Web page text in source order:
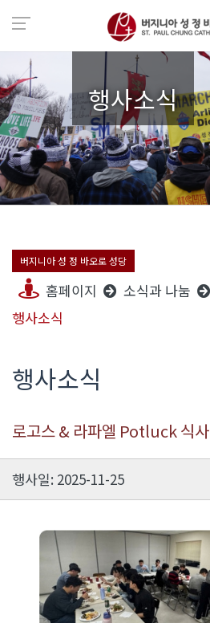
행사소식
버지니아 성 정 바오로 성당
홈페이지 소식과 나눔
행사소식
행사소식
로고스 & 라파엘 Potluck 식사
행사일: 2025-11-25